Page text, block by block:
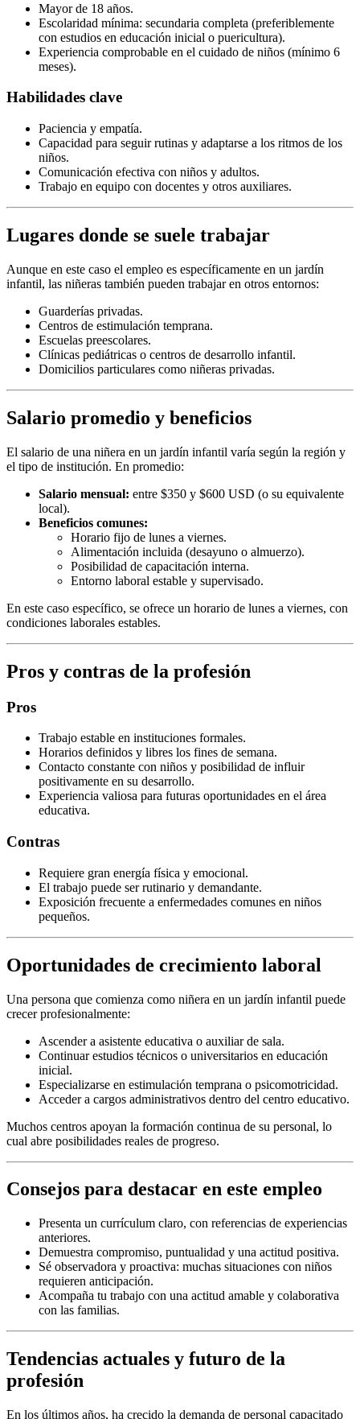
Mayor de 18 años.
Escolaridad mínima: secundaria completa (preferiblemente
con estudios en educación inicial o puericultura).
Experiencia comprobable en el cuidado de niños (mínimo 6
meses).
Habilidades clave
Paciencia y empatía.
Capacidad para seguir rutinas y adaptarse a los ritmos de los
niños.
Comunicación efectiva con niños y adultos.
Trabajo en equipo con docentes y otros auxiliares.
Lugares donde se suele trabajar
Aunque en este caso el empleo es específicamente en un jardín
infantil, las niñeras también pueden trabajar en otros entornos:
Guarderías privadas.
Centros de estimulación temprana.
Escuelas preescolares.
Clínicas pediátricas o centros de desarrollo infantil.
Domicilios particulares como niñeras privadas.
Salario promedio y beneficios
El salario de una niñera en un jardín infantil varía según la región y
el tipo de institución. En promedio:
Salario mensual: entre $350 y $600 USD (o su equivalente
local).
Beneficios comunes:
Horario fijo de lunes a viernes.
Alimentación incluida (desayuno o almuerzo).
Posibilidad de capacitación interna.
Entorno laboral estable y supervisado.
En este caso específico, se ofrece un horario de lunes a viernes, con
condiciones laborales estables.
Pros y contras de la profesión
Pros
Trabajo estable en instituciones formales.
Horarios definidos y libres los fines de semana.
Contacto constante con niños y posibilidad de influir
positivamente en su desarrollo.
Experiencia valiosa para futuras oportunidades en el área
educativa.
Contras
Requiere gran energía física y emocional.
El trabajo puede ser rutinario y demandante.
Exposición frecuente a enfermedades comunes en niños
pequeños.
Oportunidades de crecimiento laboral
Una persona que comienza como niñera en un jardín infantil puede
crecer profesionalmente:
Ascender a asistente educativa o auxiliar de sala.
Continuar estudios técnicos o universitarios en educación
inicial.
Especializarse en estimulación temprana o psicomotricidad.
Acceder a cargos administrativos dentro del centro educativo.
Muchos centros apoyan la formación continua de su personal, lo
cual abre posibilidades reales de progreso.
Consejos para destacar en este empleo
Presenta un currículum claro, con referencias de experiencias
anteriores.
Demuestra compromiso, puntualidad y una actitud positiva.
Sé observadora y proactiva: muchas situaciones con niños
requieren anticipación.
Acompaña tu trabajo con una actitud amable y colaborativa
con las familias.
Tendencias actuales y futuro de la
profesión
En los últimos años, ha crecido la demanda de personal capacitado